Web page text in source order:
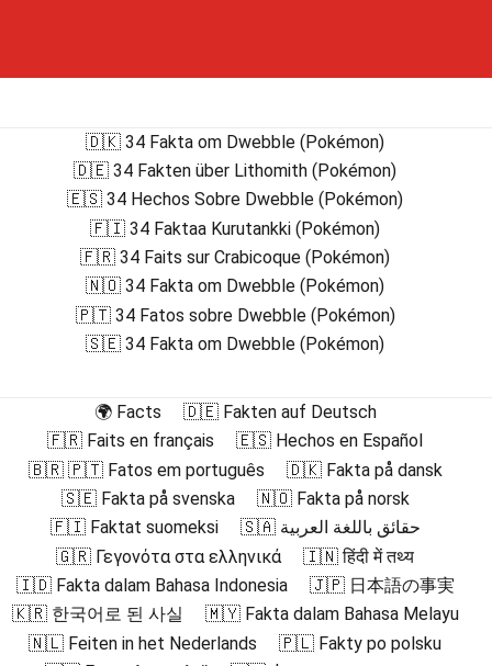
🇩🇰 34 Fakta om Dwebble (Pokémon)
🇩🇪 34 Fakten über Lithomith (Pokémon)
🇪🇸 34 Hechos Sobre Dwebble (Pokémon)
🇫🇮 34 Faktaa Kurutankki (Pokémon)
🇫🇷 34 Faits sur Crabicoque (Pokémon)
🇳🇴 34 Fakta om Dwebble (Pokémon)
🇵🇹 34 Fatos sobre Dwebble (Pokémon)
🇸🇪 34 Fakta om Dwebble (Pokémon)
🌍 Facts
🇩🇪 Fakten auf Deutsch
🇫🇷 Faits en français
🇪🇸 Hechos en Español
🇧🇷 🇵🇹 Fatos em português
🇩🇰 Fakta på dansk
🇸🇪 Fakta på svenska
🇳🇴 Fakta på norsk
🇫🇮 Faktat suomeksi
🇸🇦 حقائق باللغة العربية
🇬🇷 Γεγονότα στα ελληνικά
🇮🇳 हिंदी में तथ्य
🇮🇩 Fakta dalam Bahasa Indonesia
🇯🇵 日本語の事実
🇰🇷 한국어로 된 사실
🇲🇾 Fakta dalam Bahasa Melayu
🇳🇱 Feiten in het Nederlands
🇵🇱 Fakty po polsku